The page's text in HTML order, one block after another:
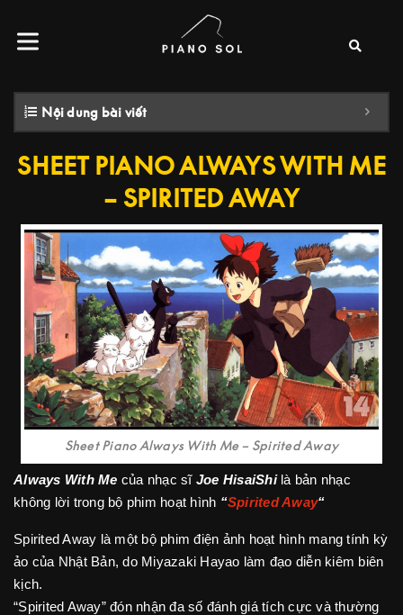
Nội dung bài viết
SHEET PIANO ALWAYS WITH ME
– SPIRITED AWAY
Sheet Piano Always With Me – Spirited Away
Always With Me của nhạc sĩJoe HisaiShi là bản nhạc
không lời trong bộ phim hoạt hình “Spirited Away“
Spirited Away là một bộ phim điện ảnh hoạt hình mang tính kỳ
ảo của Nhật Bản, do Miyazaki Hayao làm đạo diễn kiêm biên
kịch.
“Spirited Away” đón nhận đa số đánh giá tích cực và thường